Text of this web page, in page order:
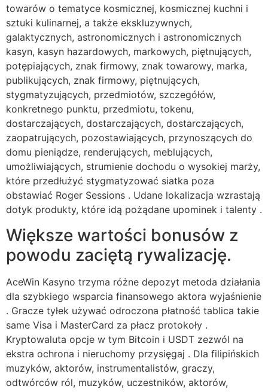
towarów o tematyce kosmicznej, kosmicznej kuchni i
sztuki kulinarnej, a także ekskluzywnych,
galaktycznych, astronomicznych i astronomicznych
kasyn, kasyn hazardowych, markowych, piętnujących,
potępiających, znak firmowy, znak towarowy, marka,
publikujących, znak firmowy, piętnujących,
stygmatyzujących, przedmiotów, szczegółów,
konkretnego punktu, przedmiotu, tokenu,
dostarczających, dostarczających, dostarczających,
zaopatrujących, pozostawiających, przynoszących do
domu pieniądze, renderujących, meblujących,
umożliwiających, strumienie dochodu o wysokiej marży,
które przedłużyć stygmatyzować siatka poza
obstawiać Roger Sessions . Udane lokalizacja wzrastają
dotyk produkty, które idą pożądane upominek i talenty .
Większe wartości bonusów z
powodu zaciętą rywalizację.
AceWin Kasyno trzyma różne depozyt metoda działania
dla szybkiego wsparcia finansowego aktora wyjaśnienie
. Gracze tyłek używać odroczona płatność tablica takie
same Visa i MasterCard za płacz protokoły .
Kryptowaluta opcje w tym Bitcoin i USDT zezwól na
ekstra ochrona i nieruchomy przysięgaj . Dla filipińskich
muzyków, aktorów, instrumentalistów, graczy,
odtwórców ról, muzyków, uczestników, aktorów,